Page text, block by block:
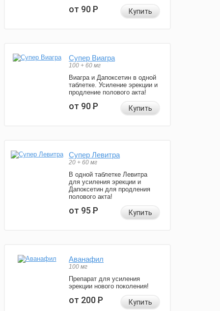
от 90Р Купить
Супер Виагра
100 + 60 мг
Виагра и Дапоксетин в одной
таблетке. Усиление эрекции и
продление полового акта!
от 90Р Купить
Супер Левитра
20 + 60 мг
В одной таблетке Левитра
для усиления эрекции и
Дапоксетин для продления
полового акта!
от 95Р Купить
Аванафил
100 мг
Препарат для усиления
эрекции нового поколения!
от 200Р Купить